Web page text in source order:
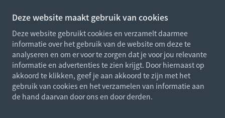
Deze website maakt gebruik van cookies
Deze website gebruikt cookies en verzamelt daarmee
informatie over het gebruik van de website om deze te
analyseren en om er voor te zorgen dat je voor jou relevante
informatie en advertenties te zien krijgt. Door hiernaast op
akkoord te klikken, geef je aan akkoord te zijn met het
gebruik van cookies en het verzamelen van informatie aan
de hand daarvan door ons en door derden.